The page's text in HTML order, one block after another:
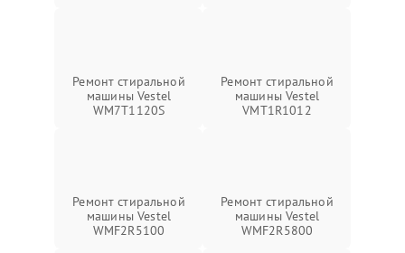
Ремонт стиральной
машины Vestel
WM7T1120S
Ремонт стиральной
машины Vestel
VMT1R1012
Ремонт стиральной
машины Vestel
WMF2R5100
Ремонт стиральной
машины Vestel
WMF2R5800